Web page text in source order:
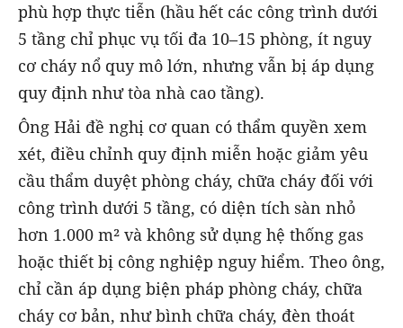
phù hợp thực tiễn (hầu hết các công trình dưới
5 tầng chỉ phục vụ tối đa 10–15 phòng, ít nguy
cơ cháy nổ quy mô lớn, nhưng vẫn bị áp dụng
quy định như tòa nhà cao tầng).
Ông Hải đề nghị cơ quan có thẩm quyền xem
xét, điều chỉnh quy định miễn hoặc giảm yêu
cầu thẩm duyệt phòng cháy, chữa cháy đối với
công trình dưới 5 tầng, có diện tích sàn nhỏ
hơn 1.000 m² và không sử dụng hệ thống gas
hoặc thiết bị công nghiệp nguy hiểm. Theo ông,
chỉ cần áp dụng biện pháp phòng cháy, chữa
cháy cơ bản, như bình chữa cháy, đèn thoát